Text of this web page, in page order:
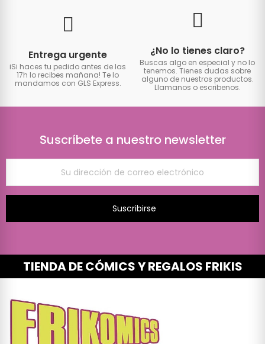
Entrega urgente
iSi haces tu pedido antes de las
17h lo recibes mañana! Te lo
mandamos con GLS Express.
¿No lo tienes claro?
Buscas algo en especial y no lo
tenemos. Tienes dudas sobre
alguno de nuestros productos.
Llamanos o escribenos.
Suscríbete a nuestro newsletter
Suscribirse
TIENDA DE CÓMICS Y REGALOS FRIKIS